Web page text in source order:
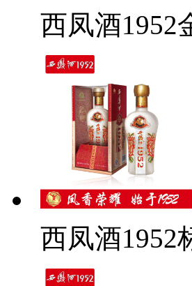
西凤酒1952
西凤酒1952